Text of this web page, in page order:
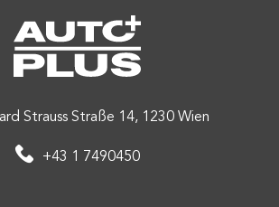
Strauss Straße 14, 1230 Wien
+43 1 7490450